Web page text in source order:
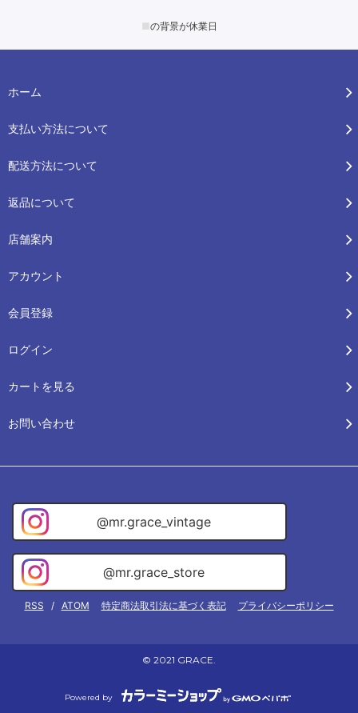
■の背景が休業日
ホーム
支払い方法について
配送方法について
返品について
店舗案内
アカウント
会員登録
ログイン
カートを見る
お問い合わせ
@mr.grace_vintage
@mr.grace_store
RSS / ATOM 特定商法取引法に基づく表記 プライバシーポリシー
© 2021 GRACE.
Powered by